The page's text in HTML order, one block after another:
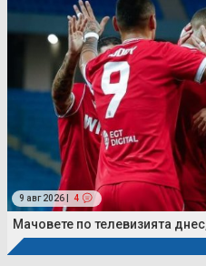
9 авг 2026 | 4
Мачовете по телевизията